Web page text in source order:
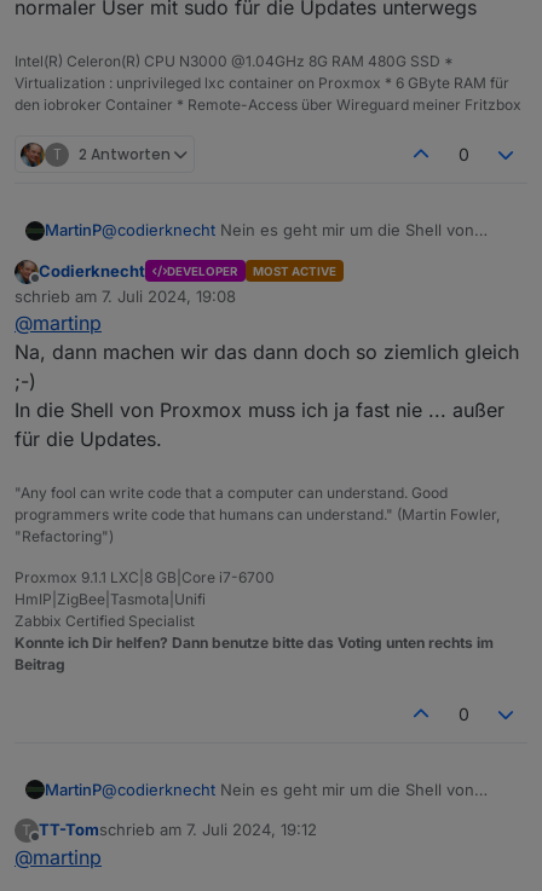
irgendwelche Probleme.
Anders sieht das bei Docker aus. Aber davon ist
normaler User mit sudo für die Updates unterwegs
Intel(R) Celeron(R) CPU N3000 @1.04GHz 8G RAM 480G SSD *
Virtualization : unprivileged lxc container on Proxmox * 6 GByte RAM für
den iobroker Container * Remote-Access über Wireguard meiner Fritzbox
T 2 Antworten 0
MartinP@codierknecht Nein es geht mir um die Shell von
den meisten anderen Containern und VMs bin ich als
normaler User mit sudo für die Updates unterwegs
Offline
Codierknecht DEVELOPER MOST ACTIVE
schrieb am 7. Juli 2024, 19:08
zuletzt editiert von
@martinp
Na, dann machen wir das dann doch so ziemlich gleich
;-)
In die Shell von Proxmox muss ich ja fast nie ... außer
für die Updates.
"Any fool can write code that a computer can understand. Good
programmers write code that humans can understand." (Martin Fowler,
"Refactoring")
Proxmox 9.1.1 LXC|8 GB|Core i7-6700
HmIP|ZigBee|Tasmota|Unifi
Zabbix Certified Specialist
Konnte ich Dir helfen? Dann benutze bitte das Voting unten rechts im
Beitrag
0
MartinP@codierknecht Nein es geht mir um die Shell von
den meisten anderen Containern und VMs bin ich als
T
Offline
TT-Tomschrieb am 7. Juli 2024, 19:12
zuletzt editiert von
@martinp